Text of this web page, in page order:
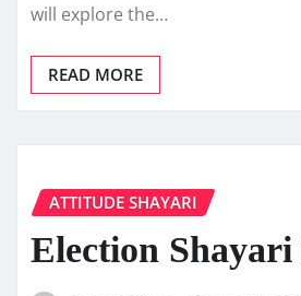
will explore the…
READ MORE
ATTITUDE SHAYARI
Election